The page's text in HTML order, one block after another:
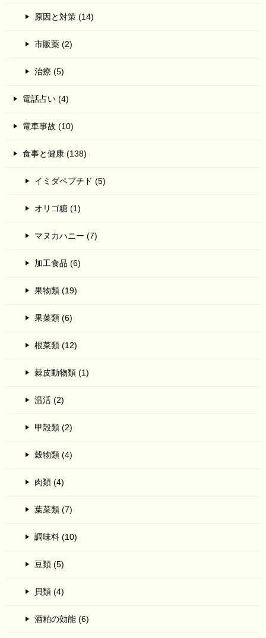
原因と対策 (14)
市販薬 (2)
治療 (5)
電話占い (4)
電車事故 (10)
食事と健康 (138)
イミダペプチド (5)
オリゴ糖 (1)
マヌカハニー (7)
加工食品 (6)
果物類 (19)
果菜類 (6)
根菜類 (12)
棘皮動物類 (1)
温活 (2)
甲殻類 (2)
穀物類 (4)
肉類 (4)
葉菜類 (7)
調味料 (10)
豆類 (5)
貝類 (4)
酒粕の効能 (6)